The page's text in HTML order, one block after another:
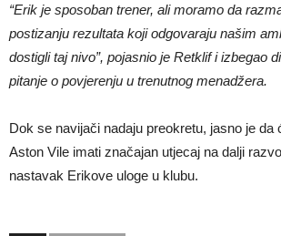
“Erik je sposoban trener, ali moramo da
postizanju rezultata koji odgovaraju našim
dostigli taj nivo”, pojasnio je Retklif i izbegao
pitanje o povjerenju u trenutnog menadžera.
Dok se navijači nadaju preokretu, jasno je da
Aston Vile imati značajan utjecaj na dalji
nastavak Erikove uloge u klubu.